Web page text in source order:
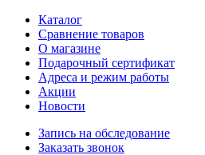
Каталог
Сравнение товаров
О магазине
Подарочный сертификат
Адреса и режим работы
Акции
Новости
Запись на обследование
Заказать звонок